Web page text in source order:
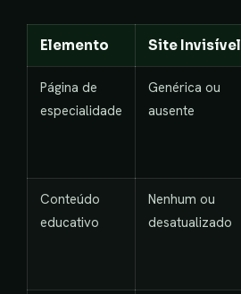
Elemento Site Invisível
Página de
especialidade
Genérica ou
ausente
Conteúdo
educativo
Nenhum ou
desatualizado